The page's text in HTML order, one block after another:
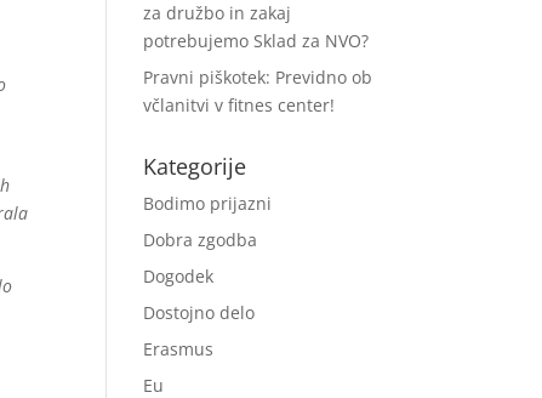
za družbo in zakaj
potrebujemo Sklad za NVO?
Pravni piškotek: Previdno ob
včlanitvi v fitnes center!
Kategorije
Bodimo prijazni
Dobra zgodba
Dogodek
Dostojno delo
Erasmus
Eu